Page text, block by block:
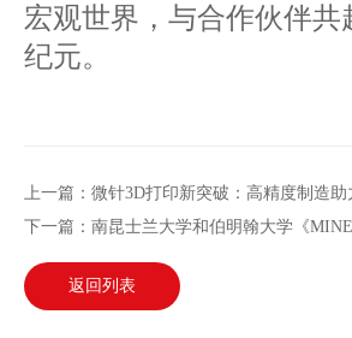
宏观世界，与合作伙伴共
纪元。
上一篇：微针3D打印新突破：高精度制造
返回列表